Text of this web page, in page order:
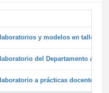
y modelos en
del Departamento a la
a prácticas docentes y